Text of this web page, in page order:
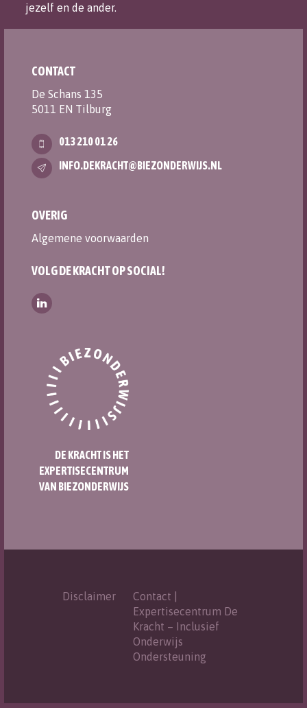
jezelf en de ander.
CONTACT
De Schans 135
5011 EN Tilburg
013 210 01 26
INFO.DEKRACHT@BIEZONDERWIJS.NL
OVERIG
Algemene voorwaarden
VOLG DE KRACHT OP SOCIAL!
DE KRACHT IS HET
EXPERTISECENTRUM
VAN BIEZONDERWIJS
Disclaimer
Contact |
Expertisecentrum De
Kracht – Inclusief
Onderwijs
Ondersteuning